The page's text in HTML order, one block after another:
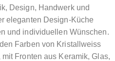
Design, Handwerk und
eleganten Design-Küche
und individuellen Wünschen.
Farben von Kristallweiss
Fronten aus Keramik, Glas,